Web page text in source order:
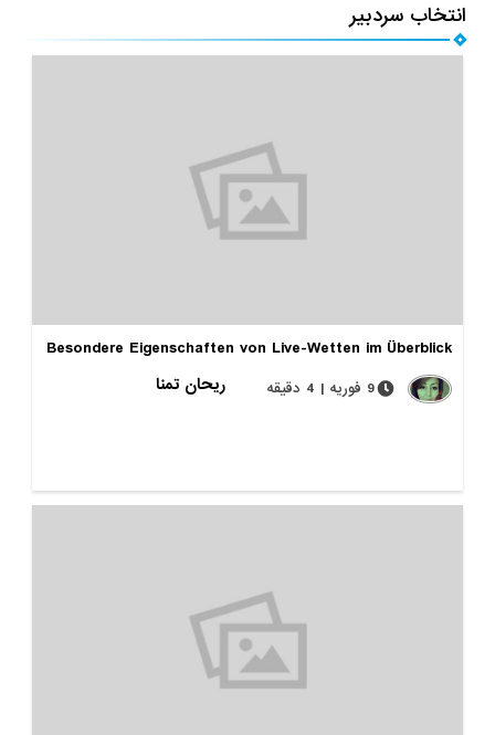
انتخاب سردبیر
Besondere Eigenschaften von Live-Wetten im Überblick
ریحان تمنا
9 فوریه | 4 دقیقه